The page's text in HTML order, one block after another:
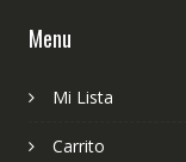
Menu
Mi Lista
Carrito